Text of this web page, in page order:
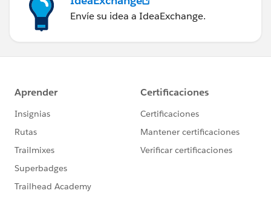
Envíe su idea a IdeaExchange.